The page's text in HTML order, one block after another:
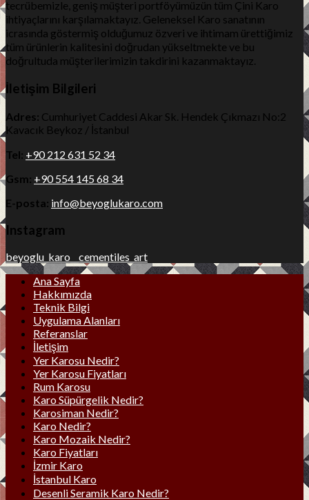
tecrübemizle, geniş müşteri portföyümüzün tüm Çini Karo
ihtiyaçlarını karşılamaktayız. Geleneksel Karo sanatının
icrasında göstermiş olduğumuz özveri ve ihtimam ürettiğimiz
tüm ürünlerin kalitesini doğrudan yükseltmekte ve bu
doğrultuda müşterilerimizin takdirini kazanmaktayız.
İletişim Bilgileri
Adres: Cumhuriyet Caddesi Akar Sk. Hendek Çıkmazı No:2
Kavacık Beykoz / İstanbul
Tel: +90 212 631 52 34
Gsm: +90 554 145 68 34
E-posta: info@beyoglukaro.com
Instagram
beyoglu_karo__cementiles_art
Ana Sayfa
Hakkımızda
Teknik Bilgi
Uygulama Alanları
Referanslar
İletişim
Yer Karosu Nedir?
Yer Karosu Fiyatları
Rum Karosu
Karo Süpürgelik Nedir?
Karosiman Nedir?
Karo Nedir?
Karo Mozaik Nedir?
Karo Fiyatları
İzmir Karo
İstanbul Karo
Desenli Seramik Karo Nedir?